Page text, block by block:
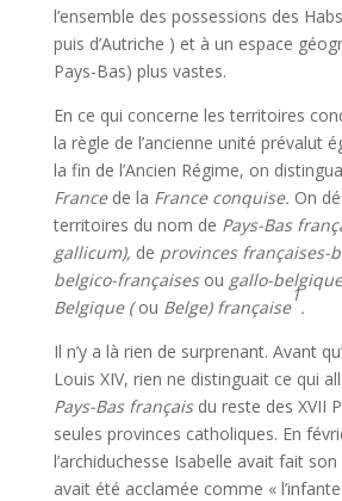
l’ensemble des possessions des
puis d’Autriche ) et à un espace
Pays-Bas) plus vastes.
En ce qui concerne les territoires
la règle de l’ancienne unité prévalut
la fin de l’Ancien Régime, on distingua
France de la France conquise. On
territoires du nom de Pays-Bas
gallicum), de provinces françaises-
belgico-françaises ou gallo-
Belgique (ou Belge) française
1
.
Il n’y a là rien de surprenant. Avant
Louis XIV, rien ne distinguait ce qui
Pays-Bas français du reste des XVII
seules provinces catholiques. En
l’archiduchesse Isabelle avait fait
avait été acclamée comme «